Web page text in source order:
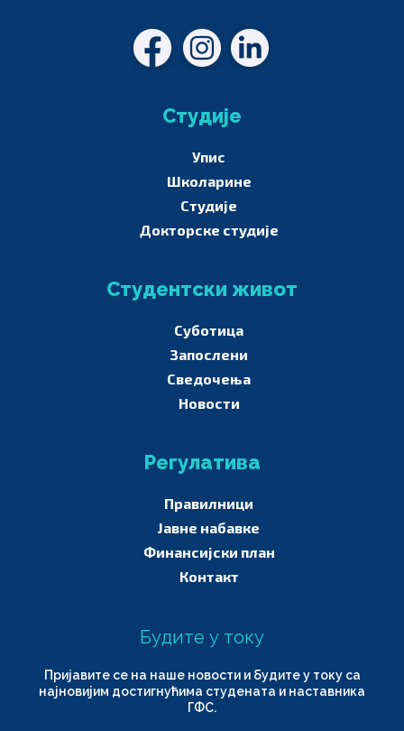
Студије
Упис
Школарине
Студије
Докторске студије
Студентски живот
Суботица
Запослени
Сведочења
Новости
Регулатива
Правилници
Јавне набавке
Финансијски план
Контакт
Будите у току
Пријавите се на наше новости и будите у току са
најновијим достигнућима студената и наставника
ГФС.